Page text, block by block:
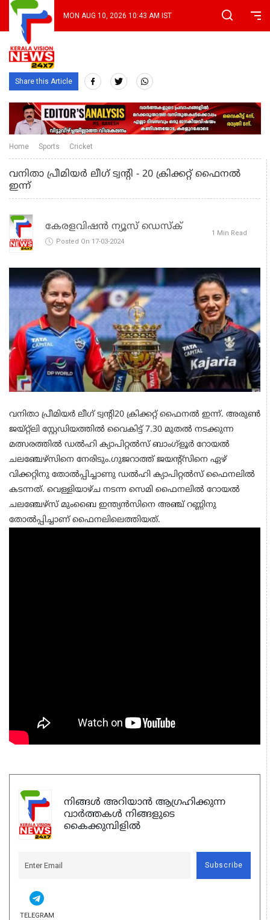
MON AUG 10, 2026 10:43 AM IST
Share this Article
Home Sports Cricket
വനിതാ പ്രീമിയര്‍ ലീഗ് ട്വന്റി - 20 ക്രിക്കറ്റ് ഫൈനല്‍
ഇന്ന്
കേരളവിഷൻ ന്യൂസ് ഡെസ്‌ക്
Posted On 17-03-2024
1 Min Read
വനിതാ പ്രീമിയര്‍ ലീഗ് ട്വന്റി20 ക്രിക്കറ്റ് ഫൈനല്‍ ഇന്ന്. അരുണ്‍
ജയ്റ്റ്‌ലി സ്റ്റേഡിയത്തില്‍ വൈകിട്ട് 7.30 മുതല്‍ നടക്കുന്ന
മത്സരത്തില്‍ ഡല്‍ഹി ക്യാപിറ്റല്‍സ് ബാംഗ്ളൂര്‍ റോയല്‍
ചലഞ്ചേഴ്സിനെ നേരിടും.ഗുജറാത്ത് ജയന്റ്സിനെ ഏഴ്
വിക്കറ്റിനു തോല്‍പ്പിച്ചാണു ഡല്‍ഹി ക്യാപിറ്റല്‍സ് ഫൈനലില്‍
കടന്നത്. വെള്ളിയാഴ്ച നടന്ന സെമി ഫൈനലില്‍ റോയല്‍
ചലഞ്ചേഴ്സ് മുംബൈ ഇന്ത്യന്‍സിനെ അഞ്ച് റണ്ണിനു
തോല്‍പ്പിച്ചാണ് ഫൈനലിലെത്തിയത്.
നിങ്ങൾ അറിയാൻ ആഗ്രഹിക്കുന്ന
വാർത്തകൾ നിങ്ങളുടെ
കൈക്കുമ്പിളിൽ
Subscribe
TELEGRAM